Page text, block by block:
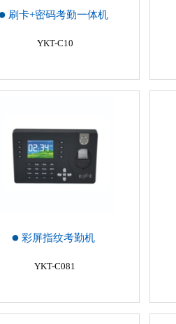
刷卡+密码考勤一体机
YKT-C10
彩屏指纹考勤机
YKT-C081